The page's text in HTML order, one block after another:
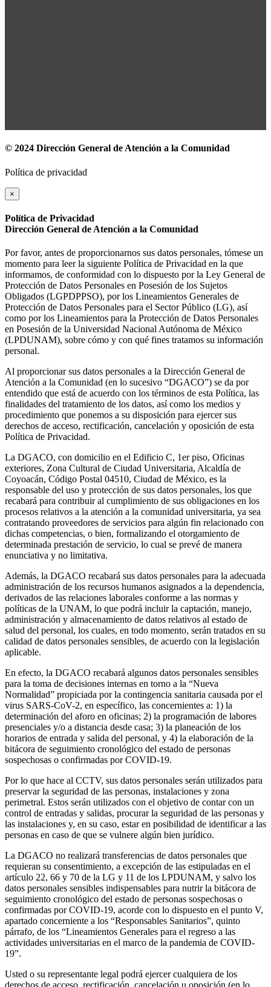
© 2024 Dirección General de Atención a la Comunidad
Política de privacidad
×
Política de Privacidad
Dirección General de Atención a la Comunidad
Por favor, antes de proporcionarnos sus datos personales, tómese un
momento para leer la siguiente Política de Privacidad en la que
informamos, de conformidad con lo dispuesto por la Ley General de
Protección de Datos Personales en Posesión de los Sujetos
Obligados (LGPDPPSO), por los Lineamientos Generales de
Protección de Datos Personales para el Sector Público (LG), así
como por los Lineamientos para la Protección de Datos Personales
en Posesión de la Universidad Nacional Autónoma de México
(LPDUNAM), sobre cómo y con qué fines tratamos su información
personal.
Al proporcionar sus datos personales a la Dirección General de
Atención a la Comunidad (en lo sucesivo “DGACO”) se da por
entendido que está de acuerdo con los términos de esta Política, las
finalidades del tratamiento de los datos, así como los medios y
procedimiento que ponemos a su disposición para ejercer sus
derechos de acceso, rectificación, cancelación y oposición de esta
Política de Privacidad.
La DGACO, con domicilio en el Edificio C, 1er piso, Oficinas
exteriores, Zona Cultural de Ciudad Universitaria, Alcaldía de
Coyoacán, Código Postal 04510, Ciudad de México, es la
responsable del uso y protección de sus datos personales, los que
recabará para contribuir al cumplimiento de sus obligaciones en los
procesos relativos a la atención a la comunidad universitaria, ya sea
contratando proveedores de servicios para algún fin relacionado con
dichas competencias, o bien, formalizando el otorgamiento de
determinada prestación de servicio, lo cual se prevé de manera
enunciativa y no limitativa.
Además, la DGACO recabará sus datos personales para la adecuada
administración de los recursos humanos asignados a la dependencia,
derivados de las relaciones laborales conforme a las normas y
políticas de la UNAM, lo que podrá incluir la captación, manejo,
administración y almacenamiento de datos relativos al estado de
salud del personal, los cuales, en todo momento, serán tratados en su
calidad de datos personales sensibles, de acuerdo con la legislación
aplicable.
En efecto, la DGACO recabará algunos datos personales sensibles
para la toma de decisiones internas en torno a la “Nueva
Normalidad” propiciada por la contingencia sanitaria causada por el
virus SARS-CoV-2, en específico, las concernientes a: 1) la
determinación del aforo en oficinas; 2) la programación de labores
presenciales y/o a distancia desde casa; 3) la planeación de los
horarios de entrada y salida del personal, y 4) la elaboración de la
bitácora de seguimiento cronológico del estado de personas
sospechosas o confirmadas por COVID-19.
Por lo que hace al CCTV, sus datos personales serán utilizados para
preservar la seguridad de las personas, instalaciones y zona
perimetral. Estos serán utilizados con el objetivo de contar con un
control de entradas y salidas, procurar la seguridad de las personas y
las instalaciones y, en su caso, estar en posibilidad de identificar a las
personas en caso de que se vulnere algún bien jurídico.
La DGACO no realizará transferencias de datos personales que
requieran su consentimiento, a excepción de las estipuladas en el
artículo 22, 66 y 70 de la LG y 11 de los LPDUNAM, y salvo los
datos personales sensibles indispensables para nutrir la bitácora de
seguimiento cronológico del estado de personas sospechosas o
confirmadas por COVID-19, acorde con lo dispuesto en el punto V,
apartado concerniente a los “Responsables Sanitarios”, quinto
párrafo, de los “Lineamientos Generales para el regreso a las
actividades universitarias en el marco de la pandemia de COVID-
19”.
Usted o su representante legal podrá ejercer cualquiera de los